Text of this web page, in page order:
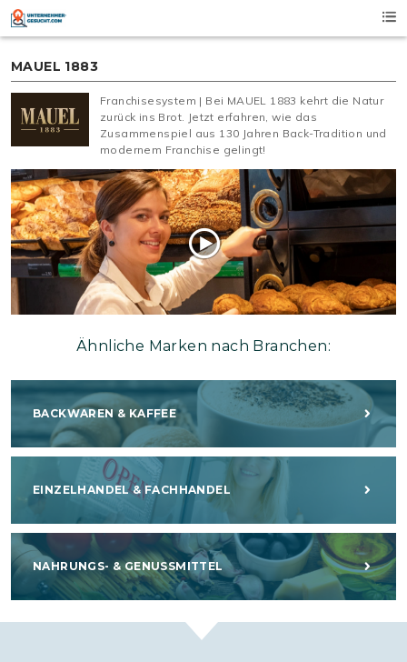
Skip
content
MAUEL 1883
Franchisesystem | Bei MAUEL 1883 kehrt die Natur
zurück ins Brot. Jetzt erfahren, wie das
Zusammenspiel aus 130 Jahren Back-Tradition und
modernem Franchise gelingt!
Ähnliche Marken nach Branchen:
BACKWAREN & KAFFEE
EINZELHANDEL & FACHHANDEL
NAHRUNGS- & GENUSSMITTEL